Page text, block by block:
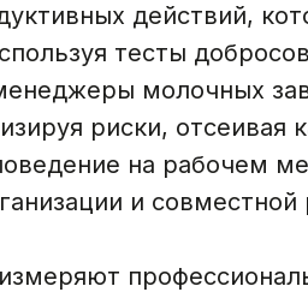
действий,
тесты
молочных
риски, отсеивая
на рабочем
и совместной